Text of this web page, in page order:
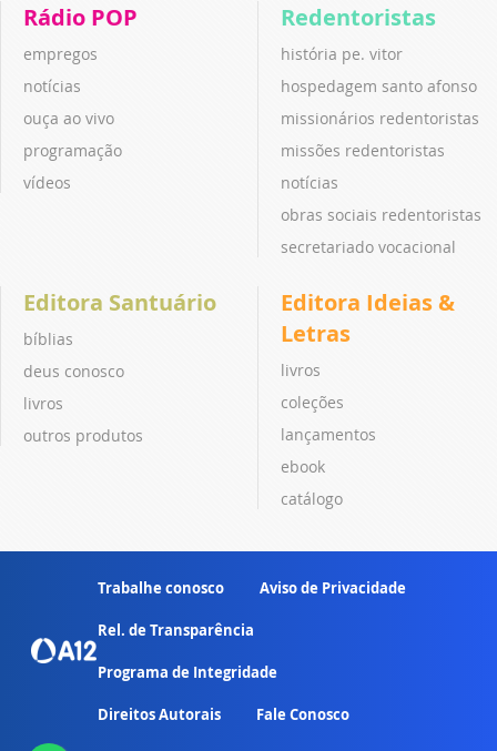
Rádio POP
empregos
notícias
ouça ao vivo
programação
vídeos
Redentoristas
história pe. vitor
hospedagem santo afonso
missionários redentoristas
missões redentoristas
notícias
obras sociais redentoristas
secretariado vocacional
Editora Santuário
bíblias
deus conosco
livros
outros produtos
Editora Ideias &
Letras
livros
coleções
lançamentos
ebook
catálogo
Trabalhe conosco Aviso de Privacidade
Rel. de Transparência
Programa de Integridade
Direitos Autorais Fale Conosco